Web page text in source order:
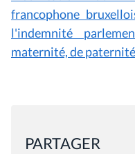
francophone
l'indemnité
maternité, de
PARTAGER